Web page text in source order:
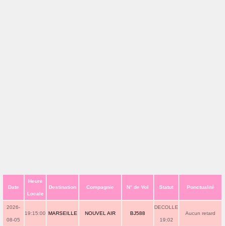
Date
Heure
Locale
Destination Compagnie N° de Vol Statut Ponctualité
2026-
08-05
19:15:00 MARSEILLE NOUVEL AIR BJ588
DECOLLE
19:02
Aucun retard